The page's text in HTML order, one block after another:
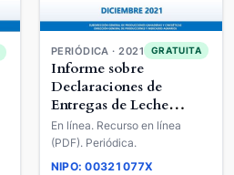
PERIÓDICA · 2021 GRATUITA
Informe sobre
Declaraciones de
Entregas de Leche
Cruda a los Primeros
Compradores : Ovino y
Caprino de Leche
En línea. Recurso en línea
(PDF). Periódica.
NIPO: 00321077X